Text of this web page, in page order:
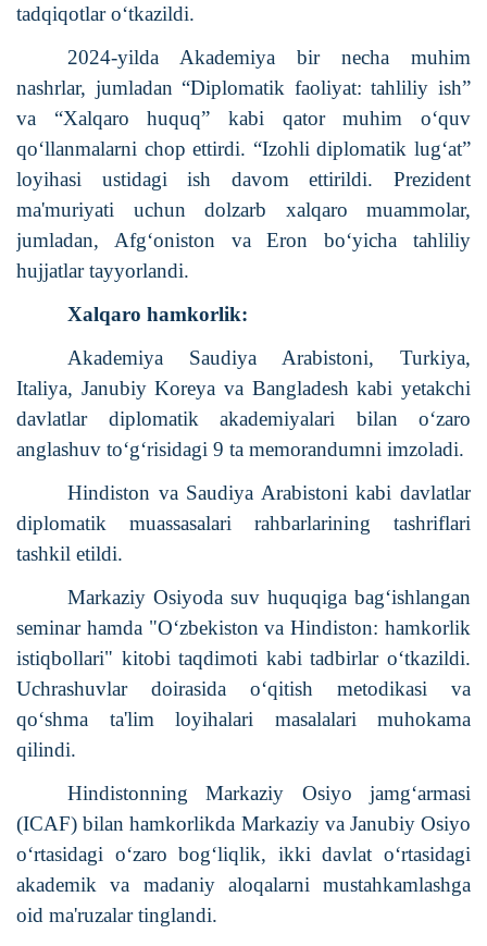
tadqiqotlar o‘tkazildi.
2024-yilda Akademiya bir necha muhim
nashrlar, jumladan “Diplomatik faoliyat: tahliliy ish”
va “Xalqaro huquq” kabi qator muhim o‘quv
qo‘llanmalarni chop ettirdi. “Izohli diplomatik lug‘at”
loyihasi ustidagi ish davom ettirildi. Prezident
ma'muriyati uchun dolzarb xalqaro muammolar,
jumladan, Afg‘oniston va Eron bo‘yicha tahliliy
hujjatlar tayyorlandi.
Xalqaro hamkorlik:
Akademiya Saudiya Arabistoni, Turkiya,
Italiya, Janubiy Koreya va Bangladesh kabi yetakchi
davlatlar diplomatik akademiyalari bilan o‘zaro
anglashuv to‘g‘risidagi 9 ta memorandumni imzoladi.
Hindiston va Saudiya Arabistoni kabi davlatlar
diplomatik muassasalari rahbarlarining tashriflari
tashkil etildi.
Markaziy Osiyoda suv huquqiga bag‘ishlangan
seminar hamda "O‘zbekiston va Hindiston: hamkorlik
istiqbollari" kitobi taqdimoti kabi tadbirlar o‘tkazildi.
Uchrashuvlar doirasida o‘qitish metodikasi va
qo‘shma ta'lim loyihalari masalalari muhokama
qilindi.
Hindistonning Markaziy Osiyo jamg‘armasi
(ICAF) bilan hamkorlikda Markaziy va Janubiy Osiyo
o‘rtasidagi o‘zaro bog‘liqlik, ikki davlat o‘rtasidagi
akademik va madaniy aloqalarni mustahkamlashga
oid ma'ruzalar tinglandi.